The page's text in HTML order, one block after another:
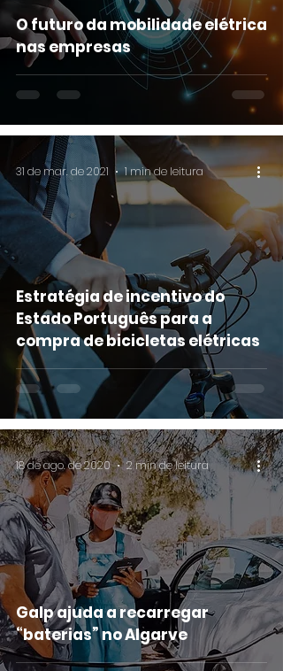
O futuro da mobilidade elétrica
nas empresas
Estratégia de incentivo do
Estado Português para a
compra de bicicletas elétricas
31 de mar. de 2021 1 min de leitura
Galp ajuda a recarregar
“baterias” no Algarve
18 de ago. de 2020 2 min de leitura